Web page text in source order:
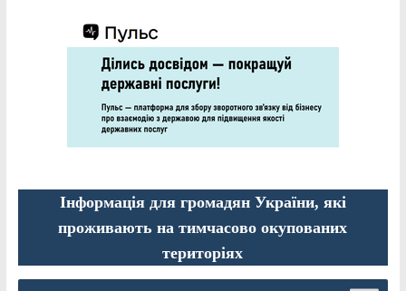
Інформація для громадян України, які
проживають на тимчасово окупованих
територіях